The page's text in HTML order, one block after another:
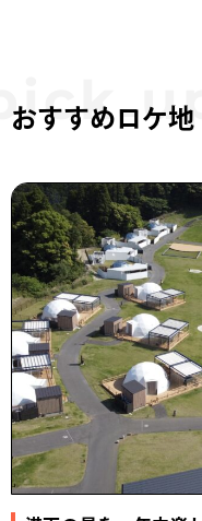
おすすめロケ地